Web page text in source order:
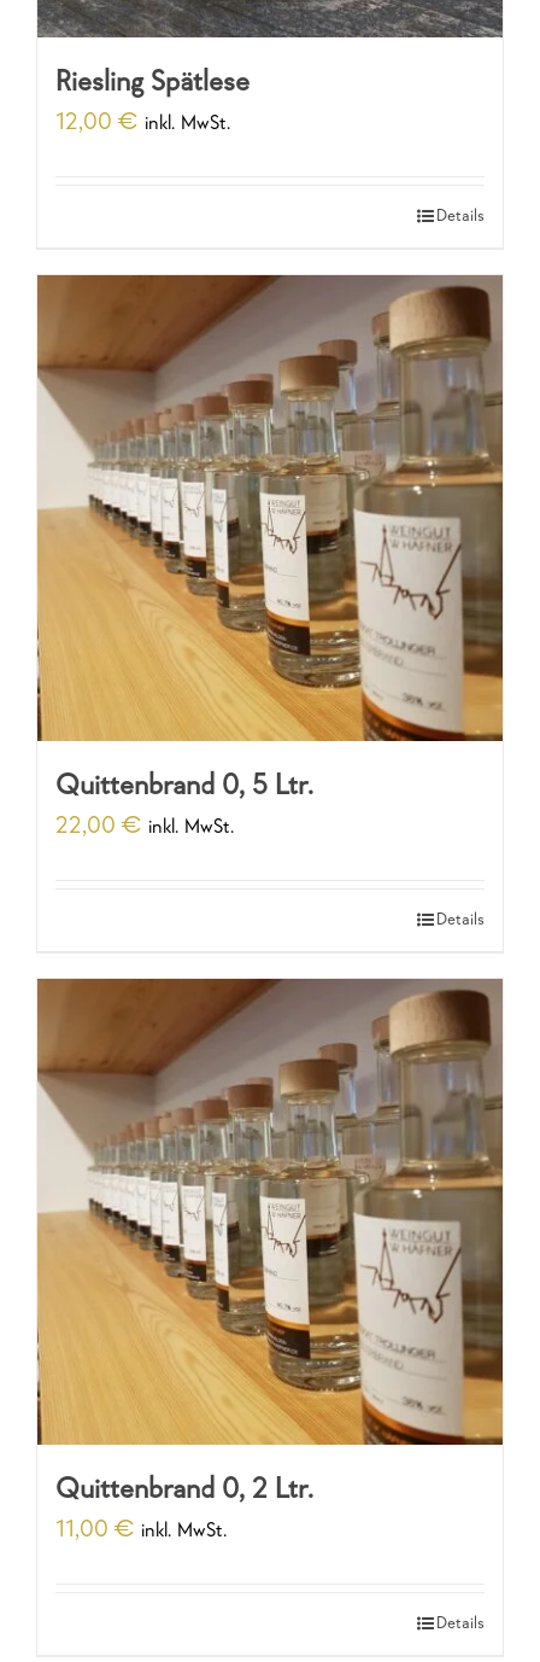
Riesling Spätlese
12,00 € inkl. MwSt.
Details
Quittenbrand 0, 5 Ltr.
22,00 € inkl. MwSt.
Details
Quittenbrand 0, 2 Ltr.
11,00 € inkl. MwSt.
Details